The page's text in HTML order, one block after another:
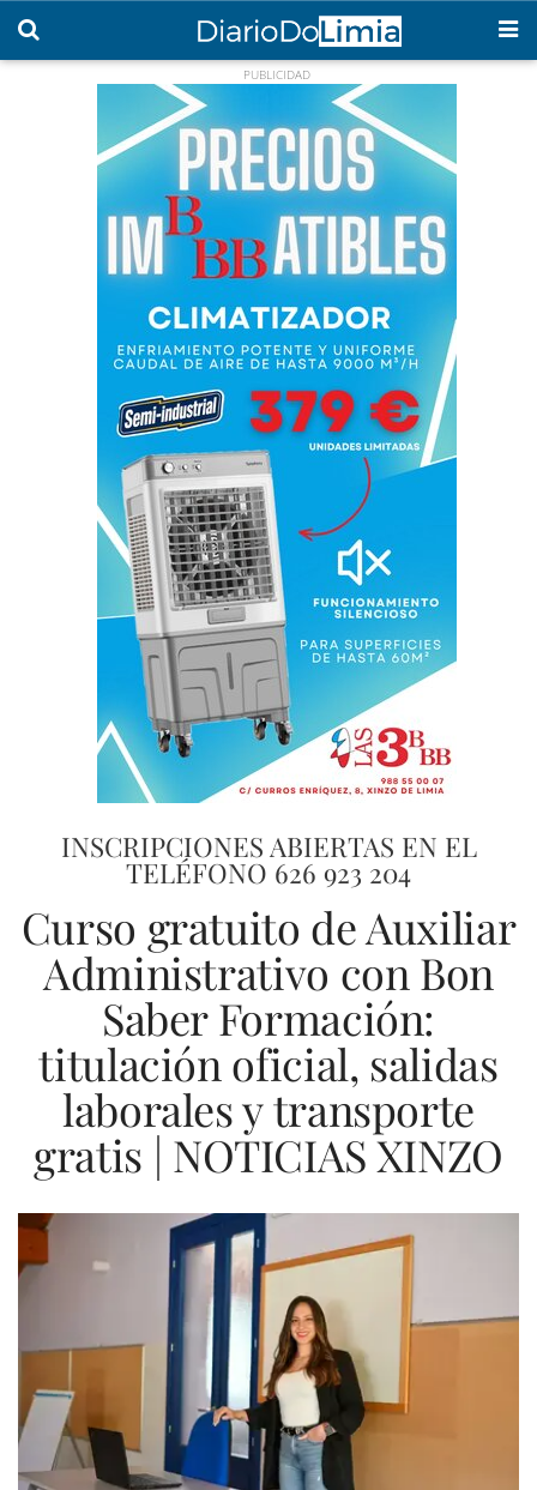
INSCRIPCIONES ABIERTAS EN EL
TELÉFONO 626 923 204
Curso gratuito de Auxiliar
Administrativo con Bon
Saber Formación:
titulación oficial, salidas
laborales y transporte
gratis | NOTICIAS XINZO